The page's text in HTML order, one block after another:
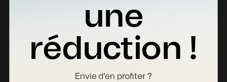
Fiches Techniques
Où acheter
une
réduction !
Envie d'en profiter ?